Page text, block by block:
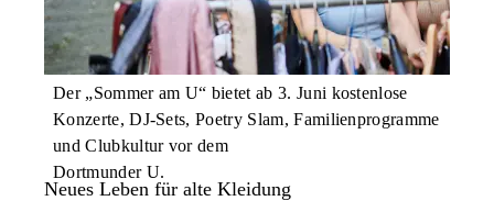
Sommergefühle am U
Der „Sommer am U“ bietet ab 3. Juni kostenlose
Konzerte, DJ-Sets, Poetry Slam, Familienprogramme
und Clubkultur vor dem
Dortmunder U.
Neues Leben für alte Kleidung